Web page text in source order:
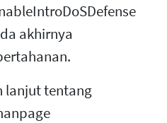
akhirnya
lanjut tentang